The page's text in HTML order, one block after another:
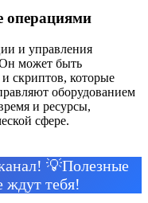
операциями
и управления
может быть
и скриптов, которые
оборудованием
и ресурсы,
сфере.
💡Полезные
ждут тебя!